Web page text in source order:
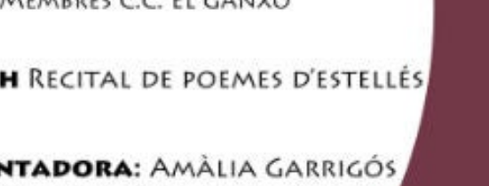
Benigànim, l’IEVA, la Societat Coral el Micalet i l’Associació de
i entitats participaran en el sopar i el posterior recital que
Garrigós serà l’encarregada de presentar l’acte que també
Contrí.